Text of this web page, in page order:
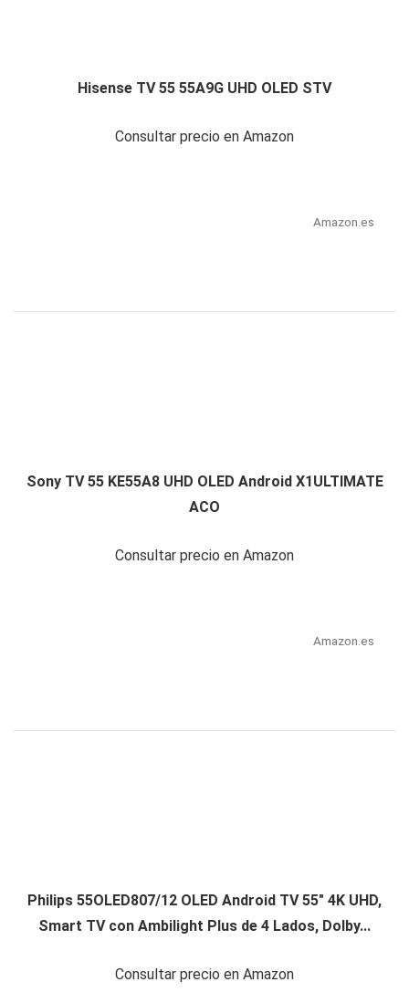
Hisense TV 55 55A9G UHD OLED STV
Consultar precio en Amazon
Amazon.es
Sony TV 55 KE55A8 UHD OLED Android X1ULTIMATE
ACO
Consultar precio en Amazon
Amazon.es
Philips 55OLED807/12 OLED Android TV 55" 4K UHD,
Smart TV con Ambilight Plus de 4 Lados, Dolby...
Consultar precio en Amazon